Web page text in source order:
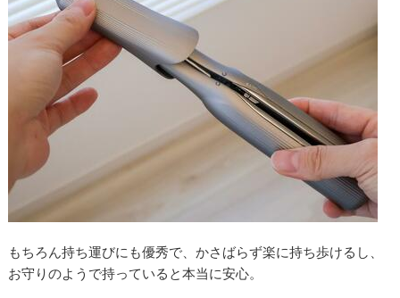
もちろん持ち運びにも優秀で、かさばらず楽に持ち歩けるし、
お守りのようで持っていると本当に安心。